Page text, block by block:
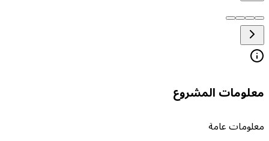
المشروع
عامة